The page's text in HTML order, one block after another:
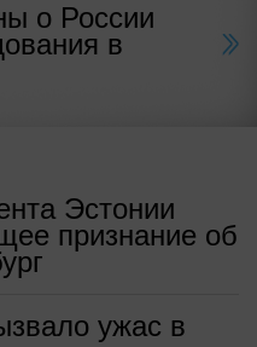
о России
в
Эстонии
признание об
ужас в